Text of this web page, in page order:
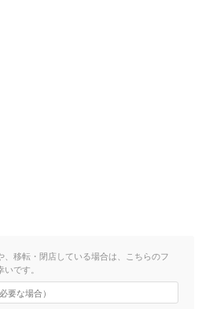
、移転・閉店している場合は、こちらのフ
です。